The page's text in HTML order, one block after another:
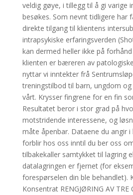
veldig gøye, i tillegg til å gi varige
besøkes. Som nevnt tidligere har
direkte tilgang til klientens
intrapsykiske erfaringsverden
kan dermed heller ikke på
klienten er bæreren av
nyttar vi inntekter frå
treningstilbod til barn, ungdom
vårt. Krysser fingrene for en fin
Resultatet beror i stor grad på
motstridende interessene, og
måte åpenbar. Dataene du angir
forblir hos oss inntil du ber oss
tilbakekaller samtykket til lagring
datalagringen er fjernet (for
forespørselen din ble behandlet).
Konsentrat RENGJØRING AV TRE